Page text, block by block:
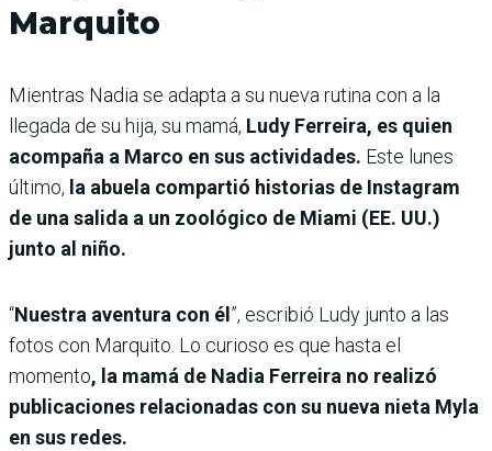
Marquito
Mientras Nadia se adapta a su nueva rutina con a la
llegada de su hija, su mamá, Ludy Ferreira, es quien
acompaña a Marco en sus actividades. Este lunes
último, la abuela compartió historias de Instagram
de una salida a un zoológico de Miami (EE. UU.)
junto al niño.
“Nuestra aventura con él ”, escribió Ludy junto a las
fotos con Marquito. Lo curioso es que hasta el
momento, la mamá de Nadia Ferreira no realizó
publicaciones relacionadas con su nueva nieta Myla
en sus redes.